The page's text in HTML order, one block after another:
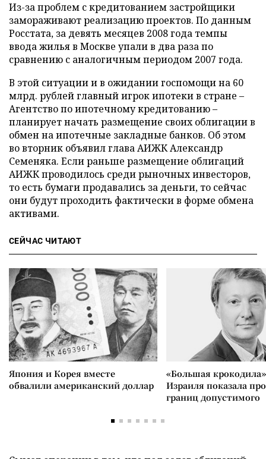
Из-за проблем с кредитованием застройщики
замораживают реализацию проектов. По данным
Росстата, за девять месяцев 2008 года темпы
ввода жилья в Москве упали в два раза по
сравнению с аналогичным периодом 2007 года.
В этой ситуации и в ожидании госпомощи на 60
млрд. рублей главный игрок ипотеки в стране –
Агентство по ипотечному кредитованию –
планирует начать размещение своих облигации в
обмен на ипотечные закладные банков. Об этом
во вторник объявил глава АИЖК Александр
Семеняка. Если раньше размещение облигаций
АИЖК проводилось среди рыночных инвесторов,
то есть бумаги продавались за деньги, то сейчас
они будут проходить фактически в форме обмена
активами.
СЕЙЧАС ЧИТАЮТ
Япония и Корея вместе
обвалили американский доллар
«Большая
Израиля показала
границ допустимого